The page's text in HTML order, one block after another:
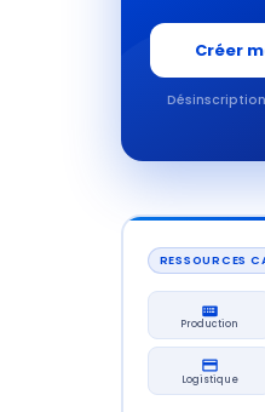
Créer
RESSOURCES
Production
Logistique